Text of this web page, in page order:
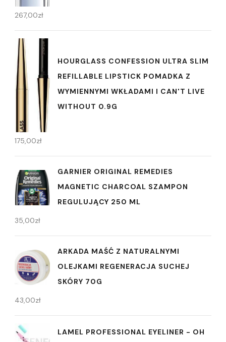
267,00zł
HOURGLASS CONFESSION ULTRA SLIM
REFILLABLE LIPSTICK POMADKA Z
WYMIENNYMI WKŁADAMI I CAN'T LIVE
WITHOUT 0.9G
175,00zł
GARNIER ORIGINAL REMEDIES
MAGNETIC CHARCOAL SZAMPON
REGULUJĄCY 250 ML
35,00zł
ARKADA MAŚĆ Z NATURALNYMI
OLEJKAMI REGENERACJA SUCHEJ
SKÓRY 70G
43,00zł
LAMEL PROFESSIONAL EYELINER - OH